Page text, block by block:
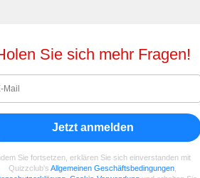
Sie sich mehr Fragen!
Jetzt anmelden
Sie fortsetzen, erklären Sie sich einverstanden mit
Quizzclub's Allgemeinen Geschäftsbedingungen